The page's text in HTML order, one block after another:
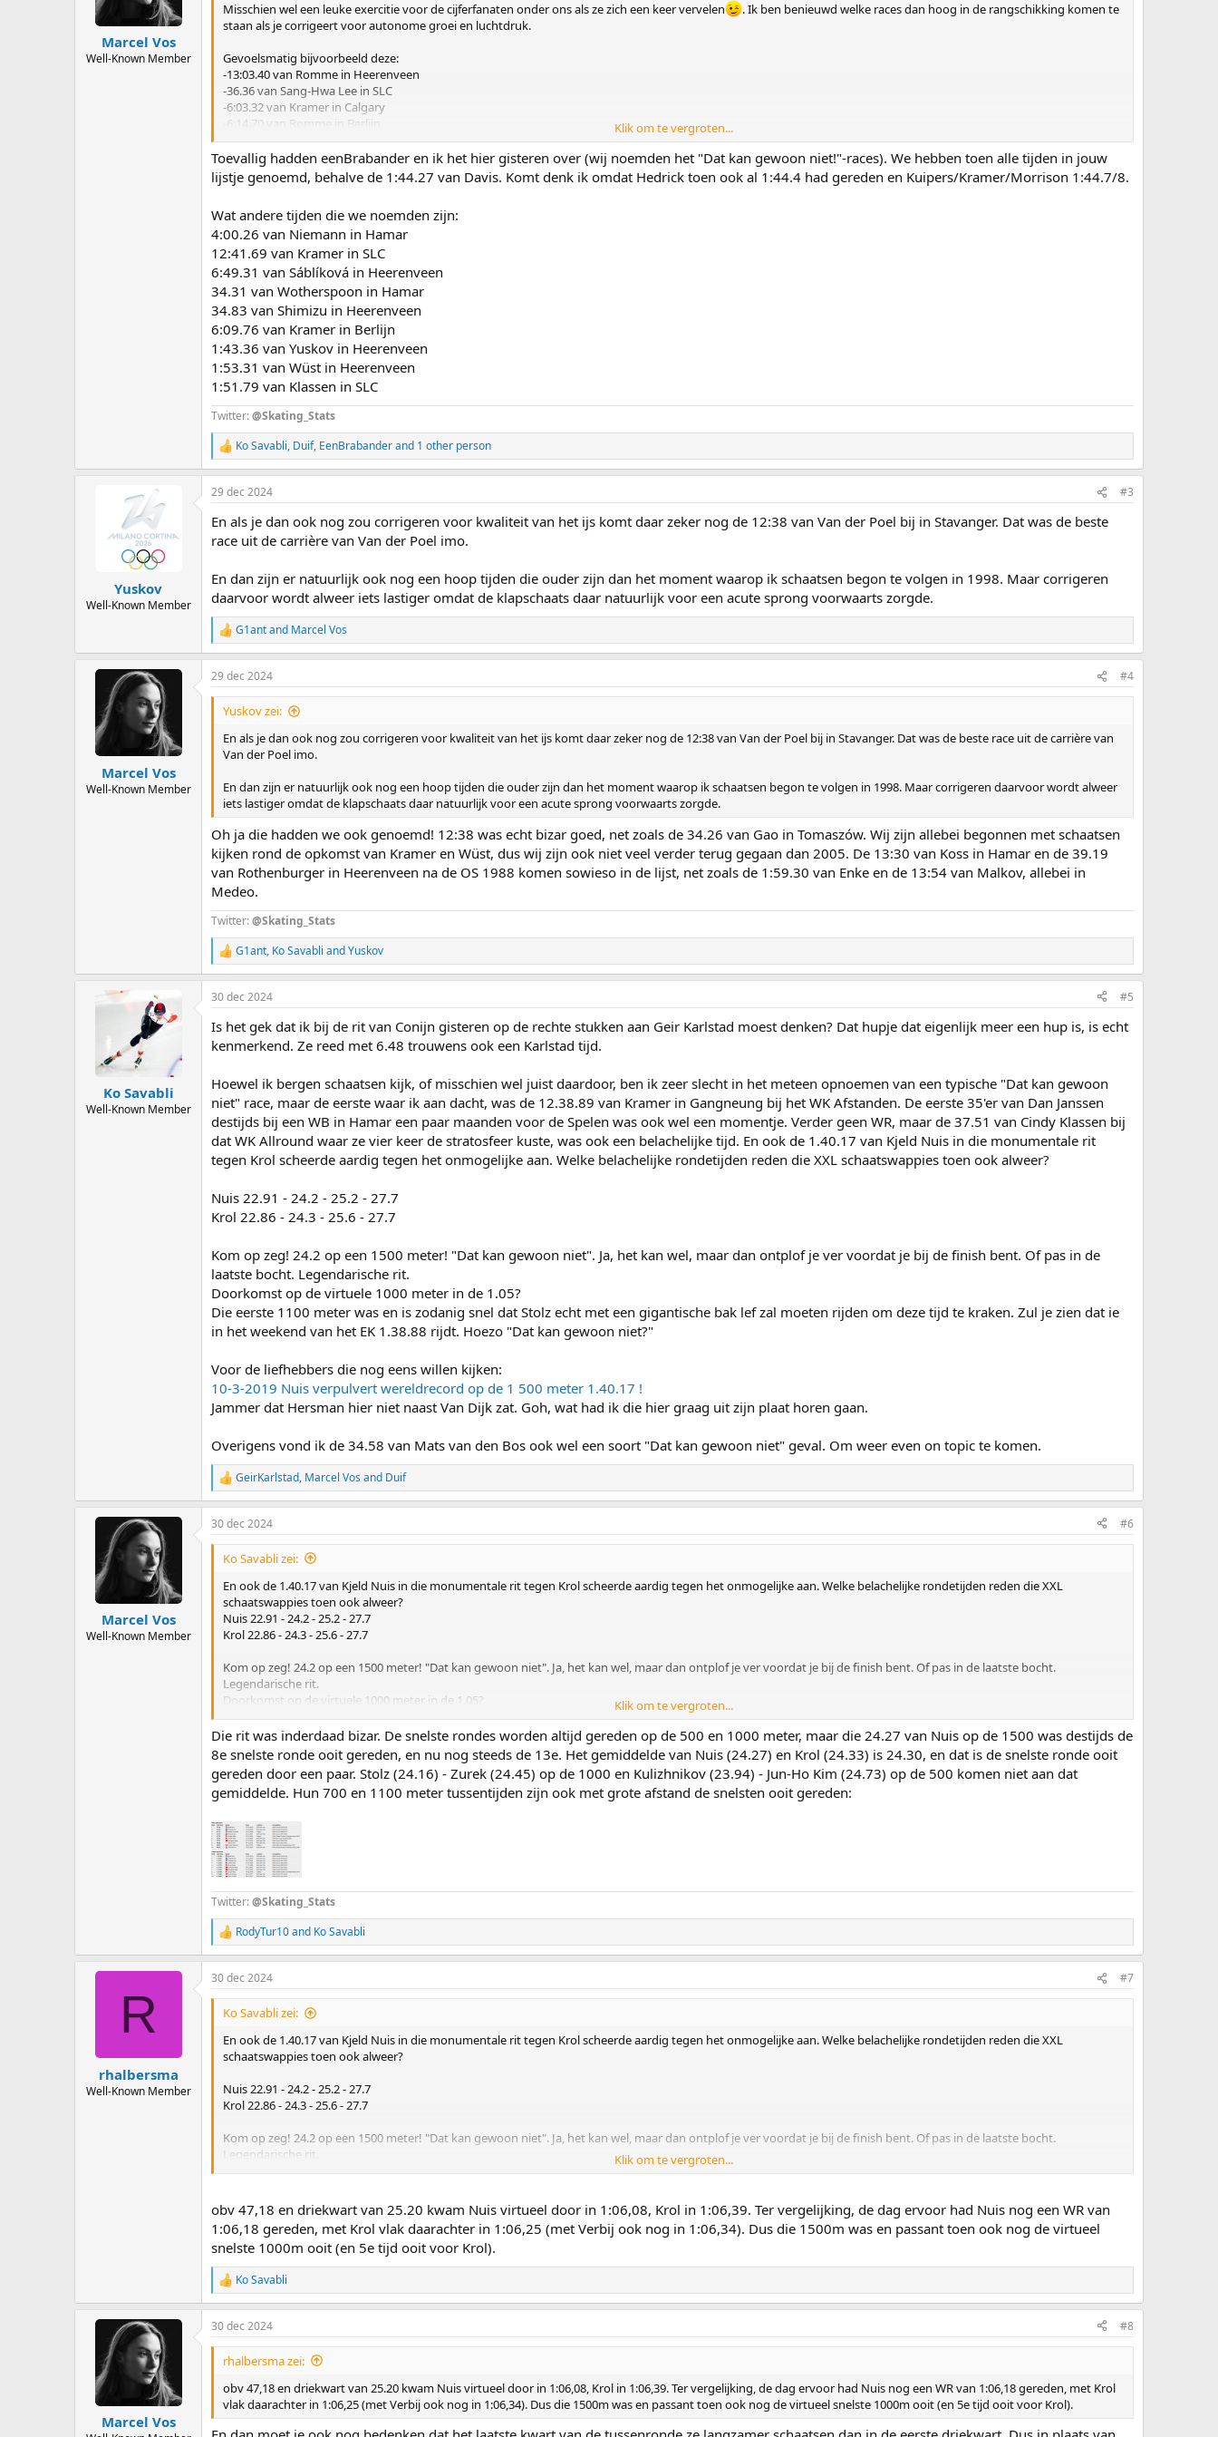
Marcel Vos
Well-Known Member
Misschien wel een leuke exercitie voor de cijferfanaten onder ons als ze zich een keer vervelen
. Ik ben benieuwd welke races dan hoog in de rangschikking komen te
staan als je corrigeert voor autonome groei en luchtdruk.
Gevoelsmatig bijvoorbeeld deze:
-13:03.40 van Romme in Heerenveen
-36.36 van Sang-Hwa Lee in SLC
-6:03.32 van Kramer in Calgary
-6:14.70 van Romme in Berlijn
-3:53.34 van Klassen in Calgary
-1:44.27 van Davis in Hamar
Klik om te vergroten...
Toevallig hadden eenBrabander en ik het hier gisteren over (wij noemden het "Dat kan gewoon niet!"-races). We hebben toen alle tijden in jouw
lijstje genoemd, behalve de 1:44.27 van Davis. Komt denk ik omdat Hedrick toen ook al 1:44.4 had gereden en Kuipers/Kramer/Morrison 1:44.7/8.
Wat andere tijden die we noemden zijn:
4:00.26 van Niemann in Hamar
12:41.69 van Kramer in SLC
6:49.31 van Sáblíková in Heerenveen
34.31 van Wotherspoon in Hamar
34.83 van Shimizu in Heerenveen
6:09.76 van Kramer in Berlijn
1:43.36 van Yuskov in Heerenveen
1:53.31 van Wüst in Heerenveen
1:51.79 van Klassen in SLC
Twitter:@Skating_Stats
R
e
a
c
i
o
:
Ko Savabli, Duif, EenBrabanderand 1 other person
Yuskov
Well-Known Member
29 dec 2024 #3
En als je dan ook nog zou corrigeren voor kwaliteit van het ijs komt daar zeker nog de 12:38 van Van der Poel bij in Stavanger. Dat was de beste
race uit de carrière van Van der Poel imo.
En dan zijn er natuurlijk ook nog een hoop tijden die ouder zijn dan het moment waarop ik schaatsen begon te volgen in 1998. Maar corrigeren
daarvoor wordt alweer iets lastiger omdat de klapschaats daar natuurlijk voor een acute sprong voorwaarts zorgde.
R
e
a
c
t
G1antand Marcel Vos
Marcel Vos
Well-Known Member
29 dec 2024 #4
Yuskov zei:
En als je dan ook nog zou corrigeren voor kwaliteit van het ijs komt daar zeker nog de 12:38 van Van der Poel bij in Stavanger. Dat was de beste race uit de carrière van
Van der Poel imo.
En dan zijn er natuurlijk ook nog een hoop tijden die ouder zijn dan het moment waarop ik schaatsen begon te volgen in 1998. Maar corrigeren daarvoor wordt alweer
iets lastiger omdat de klapschaats daar natuurlijk voor een acute sprong voorwaarts zorgde.
Oh ja die hadden we ook genoemd! 12:38 was echt bizar goed, net zoals de 34.26 van Gao in Tomaszów. Wij zijn allebei begonnen met schaatsen
kijken rond de opkomst van Kramer en Wüst, dus wij zijn ook niet veel verder terug gegaan dan 2005. De 13:30 van Koss in Hamar en de 39.19
van Rothenburger in Heerenveen na de OS 1988 komen sowieso in de lijst, net zoals de 1:59.30 van Enke en de 13:54 van Malkov, allebei in
Medeo.
Twitter:@Skating_Stats
R
e
a
c
i
o
:
G1ant, Ko Savabli andYuskov
Ko Savabli
Well-Known Member
30 dec 2024 #5
Is het gek dat ik bij de rit van Conijn gisteren op de rechte stukken aan Geir Karlstad moest denken? Dat hupje dat eigenlijk meer een hup is, is echt
kenmerkend. Ze reed met 6.48 trouwens ook een Karlstad tijd.
Hoewel ik bergen schaatsen kijk, of misschien wel juist daardoor, ben ik zeer slecht in het meteen opnoemen van een typische "Dat kan gewoon
niet" race, maar de eerste waar ik aan dacht, was de 12.38.89 van Kramer in Gangneung bij het WK Afstanden. De eerste 35'er van Dan Janssen
destijds bij een WB in Hamar een paar maanden voor de Spelen was ook wel een momentje. Verder geen WR, maar de 37.51 van Cindy Klassen bij
dat WK Allround waar ze vier keer de stratosfeer kuste, was ook een belachelijke tijd. En ook de 1.40.17 van Kjeld Nuis in die monumentale rit
tegen Krol scheerde aardig tegen het onmogelijke aan. Welke belachelijke rondetijden reden die XXL schaatswappies toen ook alweer?
Nuis 22.91 - 24.2 - 25.2 - 27.7
Krol 22.86 - 24.3 - 25.6 - 27.7
Kom op zeg! 24.2 op een 1500 meter! "Dat kan gewoon niet". Ja, het kan wel, maar dan ontplof je ver voordat je bij de finish bent. Of pas in de
laatste bocht. Legendarische rit.
Doorkomst op de virtuele 1000 meter in de 1.05?
Die eerste 1100 meter was en is zodanig snel dat Stolz echt met een gigantische bak lef zal moeten rijden om deze tijd te kraken. Zul je zien dat ie
in het weekend van het EK 1.38.88 rijdt. Hoezo "Dat kan gewoon niet?"
Voor de liefhebbers die nog eens willen kijken:
10-3-2019 Nuis verpulvert wereldrecord op de 1 500 meter 1.40.17 !
Jammer dat Hersman hier niet naast Van Dijk zat. Goh, wat had ik die hier graag uit zijn plaat horen gaan.
Overigens vond ik de 34.58 van Mats van den Bos ook wel een soort "Dat kan gewoon niet" geval. Om weer even on topic te komen.
R
e
a
c
t
GeirKarlstad, Marcel Vos and Duif
Marcel Vos
Well-Known Member
30 dec 2024 #6
Ko Savabli zei:
En ook de 1.40.17 van Kjeld Nuis in die monumentale rit tegen Krol scheerde aardig tegen het onmogelijke aan. Welke belachelijke rondetijden reden die XXL
schaatswappies toen ook alweer?
Nuis 22.91 - 24.2 - 25.2 - 27.7
Krol 22.86 - 24.3 - 25.6 - 27.7
Kom op zeg! 24.2 op een 1500 meter! "Dat kan gewoon niet". Ja, het kan wel, maar dan ontplof je ver voordat je bij de finish bent. Of pas in de laatste bocht.
Legendarische rit.
Doorkomst op de virtuele 1000 meter in de 1.05?
Die eerste 1100 meter was en is zodanig snel dat Stolz echt met een gigantische bak lef zal moeten rijden om deze tijd te kraken. Zul je zien dat ie in het weekend van
het EK 1.38.88 rijdt. Hoezo "Dat kan gewoon niet?"
Voor de liefhebbers die nog eens willen kijken:
10-3-2019 Nuis verpulvert wereldrecord op de 1 500 meter 1.40.17 !
Jammer dat Hersman hier niet naast Van Dijk zat. Goh, wat had ik die hier graag uit zijn plaat horen gaan.
Klik om te vergroten...
Die rit was inderdaad bizar. De snelste rondes worden altijd gereden op de 500 en 1000 meter, maar die 24.27 van Nuis op de 1500 was destijds de
8e snelste ronde ooit gereden, en nu nog steeds de 13e. Het gemiddelde van Nuis (24.27) en Krol (24.33) is 24.30, en dat is de snelste ronde ooit
gereden door een paar. Stolz (24.16) - Zurek (24.45) op de 1000 en Kulizhnikov (23.94) - Jun-Ho Kim (24.73) op de 500 komen niet aan dat
gemiddelde. Hun 700 en 1100 meter tussentijden zijn ook met grote afstand de snelsten ooit gereden:
Twitter:@Skating_Stats
R
e
a
c
t
RodyTur10and Ko Savabli
R
rhalbersma
Well-Known Member
30 dec 2024 #7
Ko Savabli zei:
En ook de 1.40.17 van Kjeld Nuis in die monumentale rit tegen Krol scheerde aardig tegen het onmogelijke aan. Welke belachelijke rondetijden reden die XXL
schaatswappies toen ook alweer?
Nuis 22.91 - 24.2 - 25.2 - 27.7
Krol 22.86 - 24.3 - 25.6 - 27.7
Kom op zeg! 24.2 op een 1500 meter! "Dat kan gewoon niet". Ja, het kan wel, maar dan ontplof je ver voordat je bij de finish bent. Of pas in de laatste bocht.
Legendarische rit.
Doorkomst op de virtuele 1000 meter in de 1.05?
het EK 1.38.88 rijdt. Hoezo "Dat kan gewoon niet?"
Voor de liefhebbers die nog eens willen kijken:
10-3-2019 Nuis verpulvert wereldrecord op de 1 500 meter 1.40.17 !
Jammer dat Hersman hier niet naast Van Dijk zat. Goh, wat had ik die hier graag uit zijn plaat horen gaan.
Klik om te vergroten...
obv 47,18 en driekwart van 25.20 kwam Nuis virtueel door in 1:06,08, Krol in 1:06,39. Ter vergelijking, de dag ervoor had Nuis nog een WR van
1:06,18 gereden, met Krol vlak daarachter in 1:06,25 (met Verbij ook nog in 1:06,34). Dus die 1500m was en passant toen ook nog de virtueel
snelste 1000m ooit (en 5e tijd ooit voor Krol).
R
e
a
c
t
n
:
Ko Savabli
Marcel Vos
30 dec 2024 #8
rhalbersma zei:
obv 47,18 en driekwart van 25.20 kwam Nuis virtueel door in 1:06,08, Krol in 1:06,39. Ter vergelijking, de dag ervoor had Nuis nog een WR van 1:06,18 gereden, met Krol
vlak daarachter in 1:06,25 (met Verbij ook nog in 1:06,34). Dus die 1500m was en passant toen ook nog de virtueel snelste 1000m ooit (en 5e tijd ooit voor Krol).